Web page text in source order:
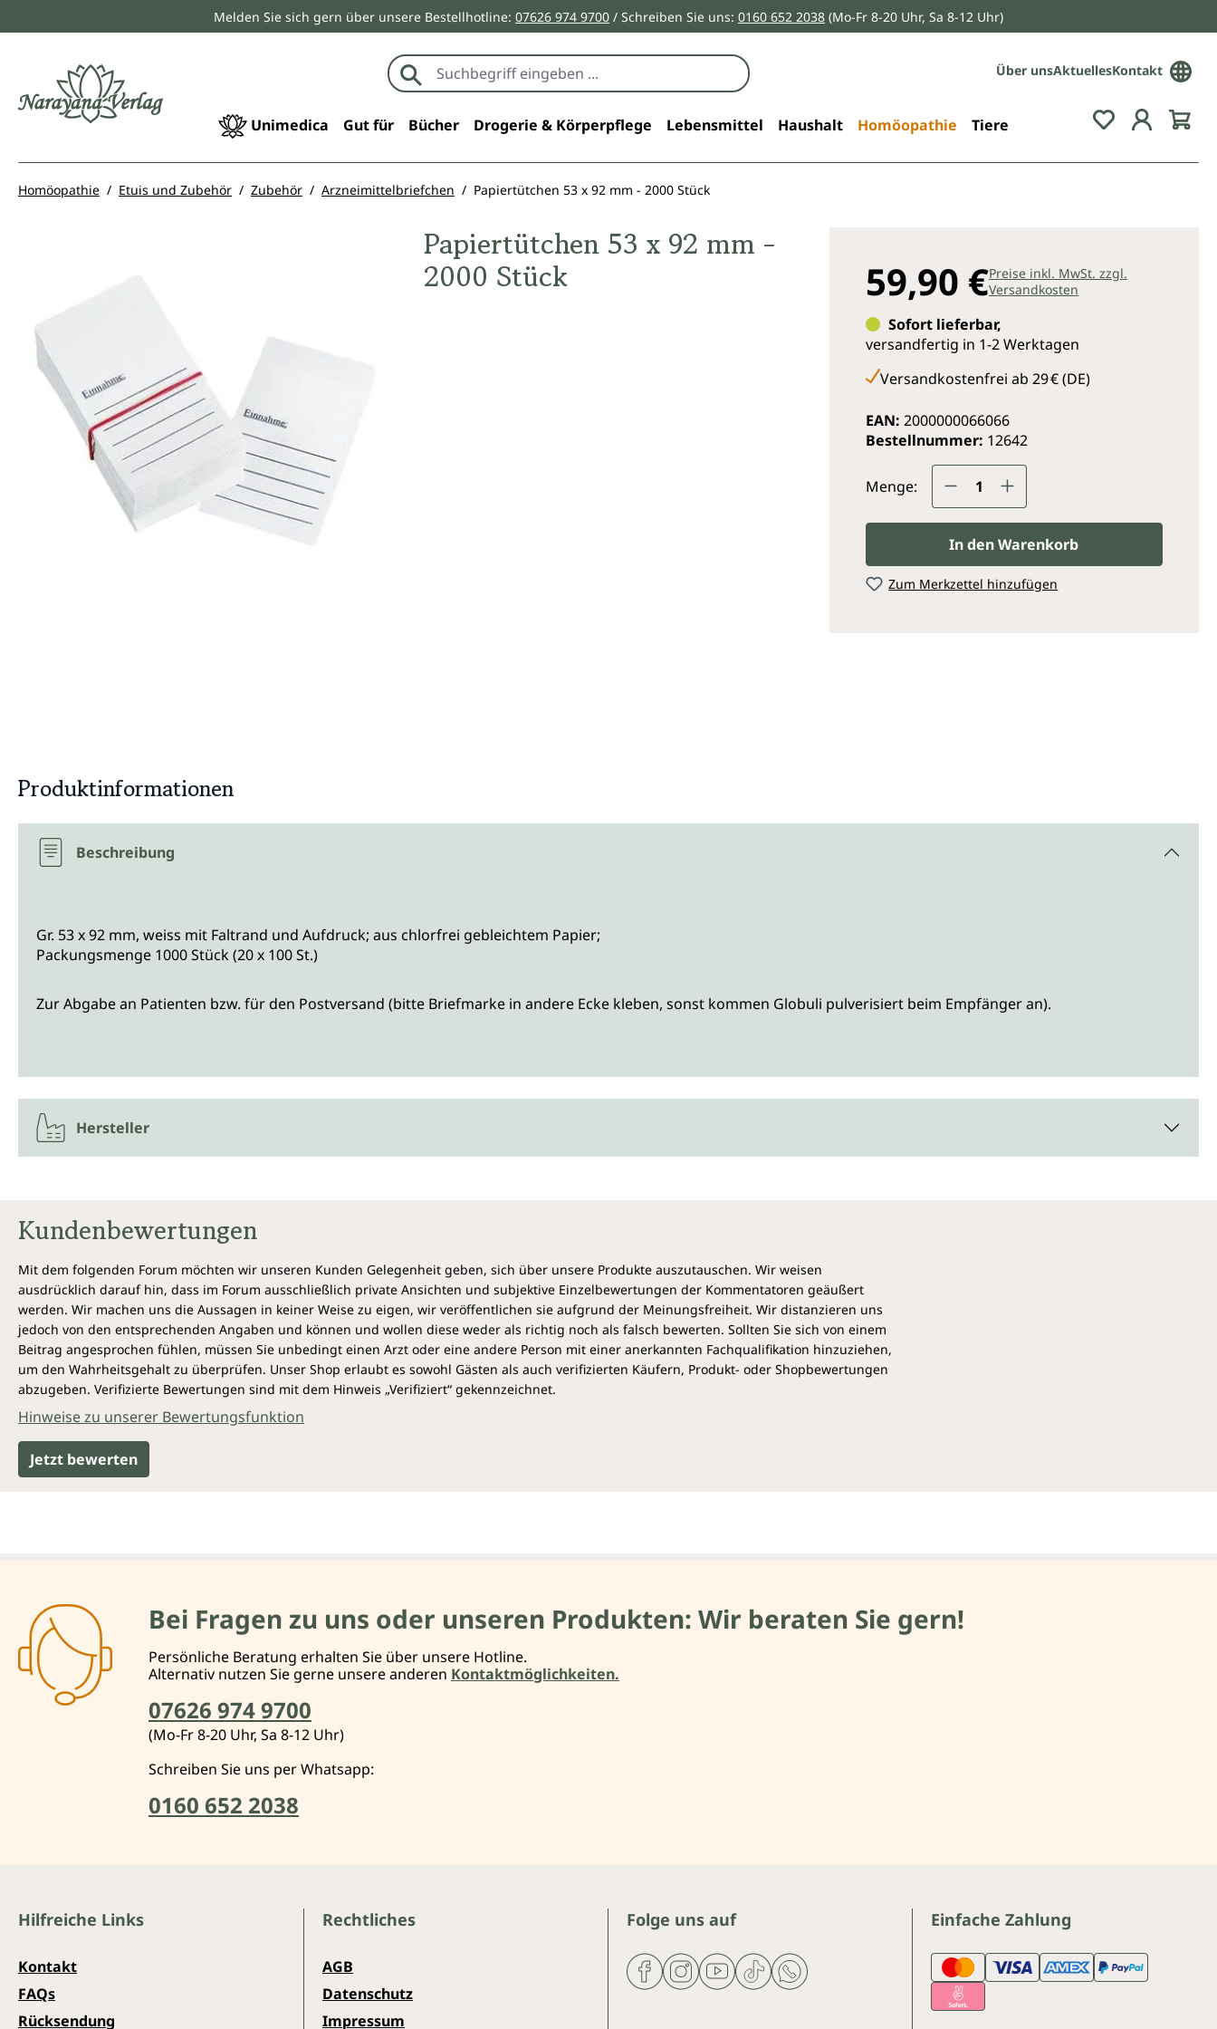
Zur Hauptnavigation springenMelden Sie sich gern über unsere Bestellhotline: 07626 974 9700 / Schreiben Sie uns: 0160 652 2038 (Mo-Fr 8-20 Uhr, Sa 8-12 Uhr)
Über unsAktuellesKontakt
Unimedica Gut für Bücher Drogerie & Körperpflege Lebensmittel Haushalt Homöopathie Tiere Du hast 0
Homöopathie Etuis und Zubehör Zubehör Arzneimittelbriefchen Papiertütchen 53 x 92 mm - 2000 Stück
Papiertütchen 53 x 92 mm -
2000 Stück
59,90 €Preise inkl. MwSt. zzgl.
Versandkosten
Sofort lieferbar,
versandfertig in 1-2 Werktagen
Versandkostenfrei ab 29 € (DE)
EAN: 2000000066066
Bestellnummer: 12642
Menge: Produkt Anzahl: Gib den
In den Warenkorb
Zum Merkzettel hinzufügen
Produktinformationen
Beschreibung
Gr. 53 x 92 mm, weiss mit Faltrand und Aufdruck; aus chlorfrei gebleichtem Papier;
Packungsmenge 1000 Stück (20 x 100 St.)
Zur Abgabe an Patienten bzw. für den Postversand (bitte Briefmarke in andere Ecke kleben, sonst kommen Globuli pulverisiert beim Empfänger an).
Hersteller
Kundenbewertungen
Mit dem folgenden Forum möchten wir unseren Kunden Gelegenheit geben, sich über unsere Produkte auszutauschen. Wir weisen
ausdrücklich darauf hin, dass im Forum ausschließlich private Ansichten und subjektive Einzelbewertungen der Kommentatoren geäußert
werden. Wir machen uns die Aussagen in keiner Weise zu eigen, wir veröffentlichen sie aufgrund der Meinungsfreiheit. Wir distanzieren uns
jedoch von den entsprechenden Angaben und können und wollen diese weder als richtig noch als falsch bewerten. Sollten Sie sich von einem
Beitrag angesprochen fühlen, müssen Sie unbedingt einen Arzt oder eine andere Person mit einer anerkannten Fachqualifikation hinzuziehen,
um den Wahrheitsgehalt zu überprüfen. Unser Shop erlaubt es sowohl Gästen als auch verifizierten Käufern, Produkt- oder Shopbewertungen
abzugeben. Verifizierte Bewertungen sind mit dem Hinweis „Verifiziert“ gekennzeichnet.
Hinweise zu unserer Bewertungsfunktion
Jetzt bewerten
Bei Fragen zu uns oder unseren Produkten: Wir beraten Sie gern!
Persönliche Beratung erhalten Sie über unsere Hotline.
Alternativ nutzen Sie gerne unsere anderen Kontaktmöglichkeiten.
07626 974 9700
(Mo-Fr 8-20 Uhr, Sa 8-12 Uhr)
Schreiben Sie uns per Whatsapp:
0160 652 2038
Folge uns auf Einfache Zahlung
Hilfreiche Links
Kontakt
FAQs
Rücksendung
Rechtliches
AGB
Datenschutz
Impressum